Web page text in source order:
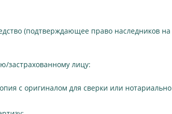
(подтверждающее право наследников на
застрахованному лицу:
с оригиналом для сверки или нотариально